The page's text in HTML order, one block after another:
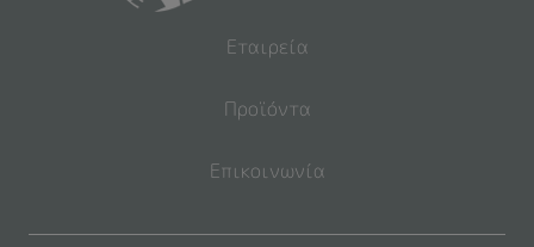
Εταιρεία
Προϊόντα
Επικοινωνία